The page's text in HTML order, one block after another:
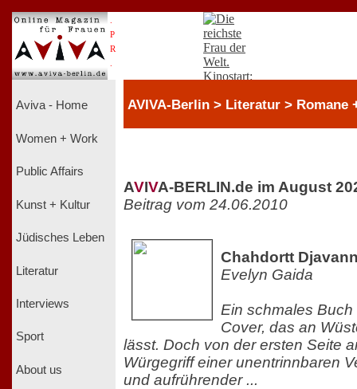
P
R
Aviva - Home
Women + Work
Public Affairs
Kunst + Kultur
Jüdisches Leben
Literatur
Interviews
Sport
About us
AVIVA-Berlin > Literatur > Romane
AVIVA-BERLIN.de im August
Beitrag vom 24.06.2010
Chahdortt
Evelyn Gaida
Ein schmales
Cover, das an
lässt. Doch von der ersten Seite
Würgegriff einer unentrinnbaren
und aufrührender ...